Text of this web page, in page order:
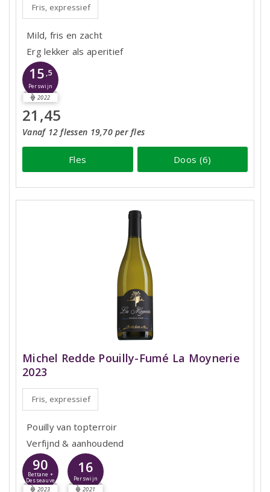
Fris, expressief
Mild, fris en zacht
Erg lekker als aperitief
15 ,5
Perswijn
2022
21,45
Vanaf 12 flessen 19,70 per fles
Fles Doos (6)
Michel Redde Pouilly-Fumé La Moynerie
2023
Fris, expressief
Pouilly van topterroir
Verfijnd & aanhoudend
90
Bettane +
Desseauve
2023
16
Perswijn
2021